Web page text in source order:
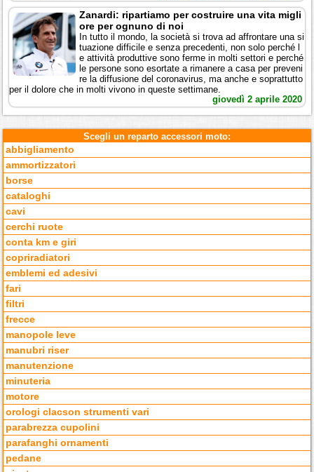
Zanardi: ripartiamo per costruire una vita migli
ore per ognuno di noi
In tutto il mondo, la società si trova ad affrontare una si
tuazione difficile e senza precedenti, non solo perché l
e attività produttive sono ferme in molti settori e perché
le persone sono esortate a rimanere a casa per preveni
re la diffusione del coronavirus, ma anche e soprattutto
per il dolore che in molti vivono in queste settimane.
giovedì 2 aprile 2020
Scegli un reparto accessori moto:
abbigliamento
ammortizzatori
borse
cataloghi
cavi
cerchi ruote
conta km e giri
copriradiatori
emblemi ed adesivi
fari
filtri
frecce
manopole leve
manubri riser
manutenzione
minuteria
motore
orologi clacson strumenti vari
parabrezza cupolini
parafanghi ornamenti
pedane